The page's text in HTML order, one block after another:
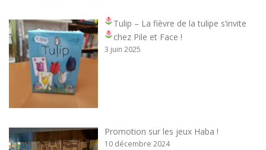
Tulip – La fièvre de la tulipe s’invite
chez Pile et Face !
3 juin 2025
Promotion sur les jeux Haba !
10 décembre 2024